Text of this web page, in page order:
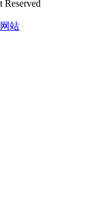
站